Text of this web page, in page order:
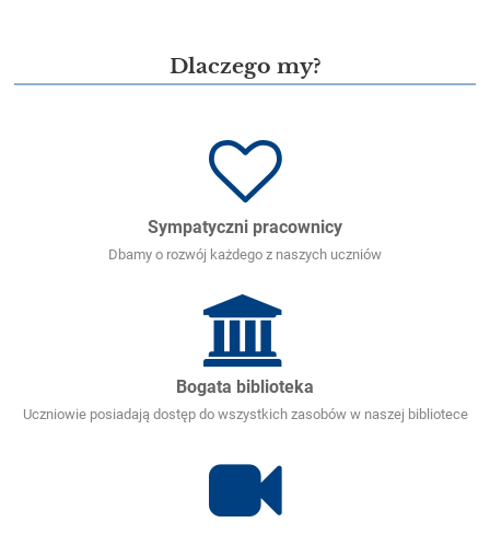
Dlaczego my?
Sympatyczni pracownicy
Dbamy o rozwój każdego z naszych uczniów
Bogata biblioteka
Uczniowie posiadają dostęp do wszystkich zasobów w naszej bibliotece